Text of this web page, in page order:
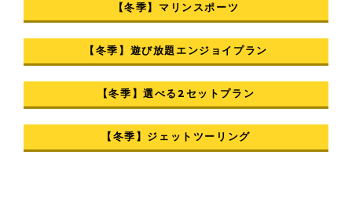
【冬季】マリンスポーツ
【冬季】遊び放題エンジョイプラン
【冬季】選べる2セットプラン
【冬季】ジェットツーリング